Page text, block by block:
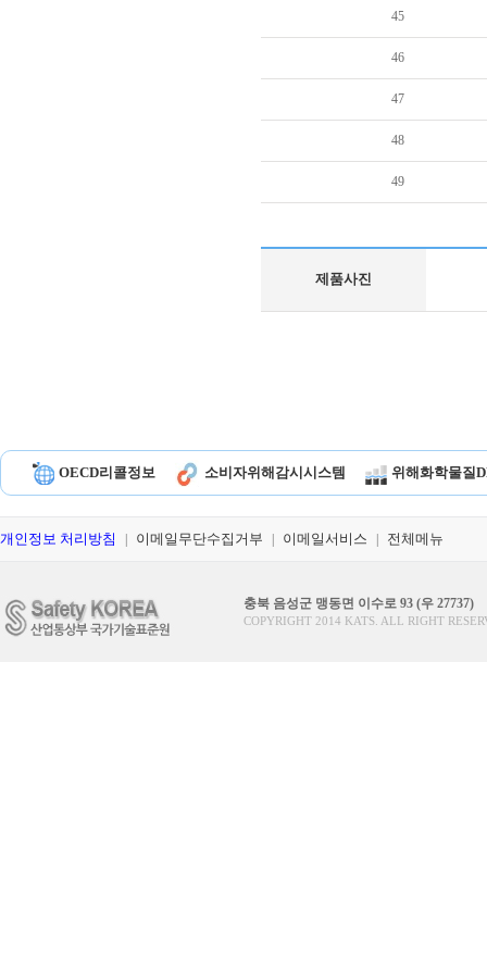
45
46
47
48
49
제품사진
OECD리콜정보 소비자위해감시시스템 위해화학물질
개인정보 처리방침 이메일무단수집거부 이메일서비스 전체메뉴
충북 음성군 맹동면 이수로 93 (우 27737)
COPYRIGHT 2014 KATS. ALL RIGHT